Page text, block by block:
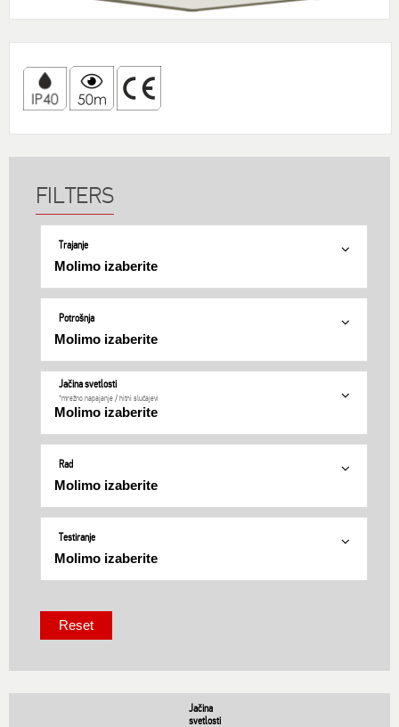
Trajanje
Potrošnja
Jačina svetlosti
*mrežno napajanje / hitni slučajevi
Rad
Testiranje
Jačina
svetlosti